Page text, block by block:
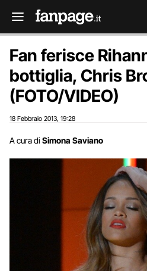
Fan ferisce
bottiglia, Chris
(FOTO/VIDEO)
18 Febbraio 2013 19:28
A cura di Simona Saviano